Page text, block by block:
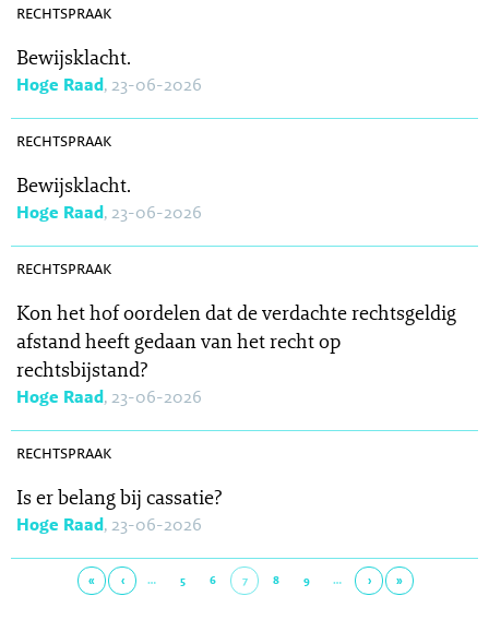
rechtspraak
Bewijsklacht.
Hoge Raad, 23-06-2026
rechtspraak
Bewijsklacht.
Hoge Raad, 23-06-2026
rechtspraak
Kon het hof oordelen dat de verdachte rechtsgeldig
afstand heeft gedaan van het recht op
rechtsbijstand?
Hoge Raad, 23-06-2026
rechtspraak
Is er belang bij cassatie?
Hoge Raad, 23-06-2026
« ‹ … 5 6 7 8 9 … › »